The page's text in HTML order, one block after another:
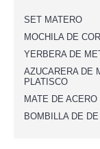
SET MATERO
MOCHILA DE
YERBERA DE
AZUCARERA DE
PLATISCO
MATE DE
BOMBILLA DE